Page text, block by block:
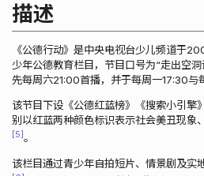
描述
《公德行动》是中央电视台少儿频道于
少年公德教育栏目，节目口号为“走出空
先每周六21:00首播，并于每周一17:30与
该节目下设《公德红蓝榜》《搜索小引擎
别以红蓝两种颜色标识表示社会美丑现象
5 。
该栏目通过青少年自拍短片、情景剧及实